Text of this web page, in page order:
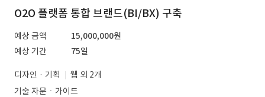
O2O 플랫폼 통합 브랜드(BI/BX) 구축
예상 금액
15,000,000원
예상 기간
75일
디자인 · 기획
웹 외 2개
기술 자문ㆍ가이드